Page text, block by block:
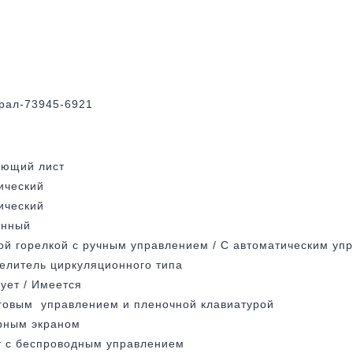
73945-6921
лист
горелкой с ручным управлением / С автоматическим
циркуляционного типа
/ Имеется
управлением и пленочной клавиатурой
экраном
с беспроводным управлением